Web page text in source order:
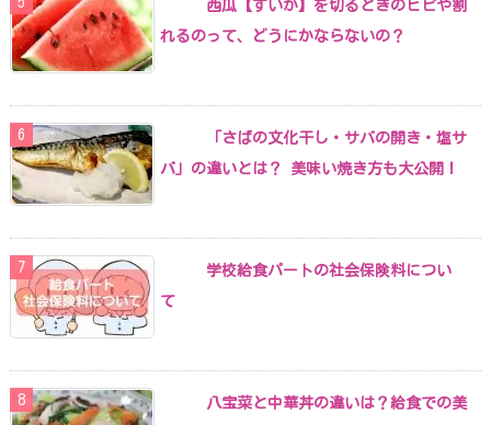
西瓜【すいか】を切るときのヒビや割
れるのって、どうにかならないの？
「さばの文化干し・サバの開き・塩サ
バ」の違いとは？ 美味い焼き方も大公開！
学校給食パートの社会保険料につい
て
八宝菜と中華丼の違いは？給食での美